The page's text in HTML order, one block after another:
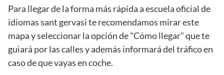
Para llegar de la forma más rápida a escuela oficial de
idiomas sant gervasi te recomendamos mirar este
mapa y seleccionar la opción de "Cómo llegar" que te
guiará por las calles y además informará del tráfico en
caso de que vayas en coche.